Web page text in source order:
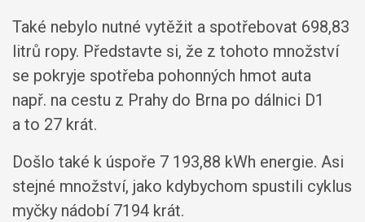
Také nebylo nutné vytěžit a spotřebovat 698,83
litrů ropy. Představte si, že z tohoto množství
se pokryje spotřeba pohonných hmot auta
např. na cestu z Prahy do Brna po dálnici D1
a to 27 krát.
Došlo také k úspoře 7 193,88 kWh energie. Asi
stejné množství, jako kdybychom spustili cyklus
myčky nádobí 7194 krát.